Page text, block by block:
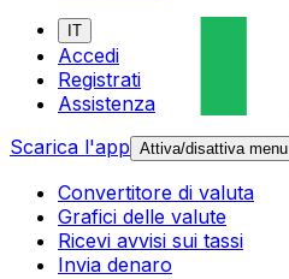
IT
Accedi
Registrati
Assistenza
Scarica l'app Attiva/disattiva menu
Convertitore di valuta
Grafici delle valute
Ricevi avvisi sui tassi
Invia denaro